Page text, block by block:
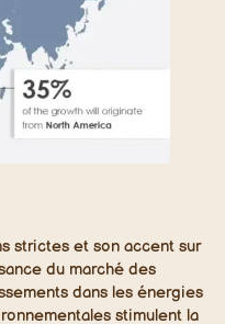
strictes et son accent sur
du marché des
dans les énergies
stimulent la